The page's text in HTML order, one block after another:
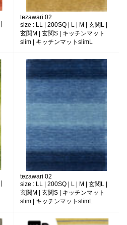
tezawari 02
size : LL | 200SQ | L | M | 玄関L |
玄関M | 玄関S | キッチンマット
slim | キッチンマットslimL
tezawari 02
size : LL | 200SQ | L | M | 玄関L |
玄関M | 玄関S | キッチンマット
slim | キッチンマットslimL